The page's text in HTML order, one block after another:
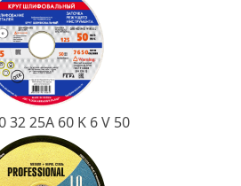
32 25А 60 K 6 V 50